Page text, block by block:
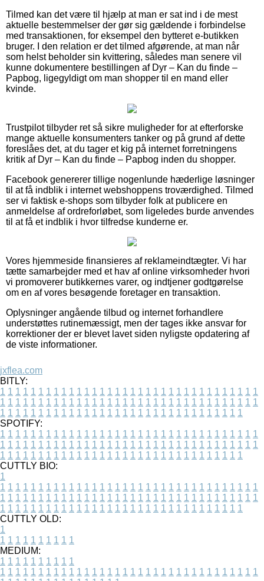
Tilmed kan det være til hjælp at man er sat ind i de mest
aktuelle bestemmelser der gør sig gældende i forbindelse
med transaktionen, for eksempel den bytteret e-butikken
bruger. I den relation er det tilmed afgørende, at man når
som helst beholder sin kvittering, således man senere vil
kunne dokumentere bestillingen af Dyr – Kan du finde –
Papbog, ligegyldigt om man shopper til en mand eller
kvinde.
Trustpilot tilbyder ret så sikre muligheder for at efterforske
mange aktuelle konsumenters tanker og på grund af dette
foreslåes det, at du tager et kig på internet forretningens
kritik af Dyr – Kan du finde – Papbog inden du shopper.
Facebook genererer tillige nogenlunde hæderlige løsninger
til at få indblik i internet webshoppens troværdighed. Tilmed
ser vi faktisk e-shops som tilbyder folk at publicere en
anmeldelse af ordreforløbet, som ligeledes burde anvendes
til at få et indblik i hvor tilfredse kunderne er.
Vores hjemmeside finansieres af reklameindtægter. Vi har
tætte samarbejder med et hav af online virksomheder hvori
vi promoverer butikkernes varer, og indtjener godtgørelse
om en af vores besøgende foretager en transaktion.
Oplysninger angående tilbud og internet forhandlere
understøttes rutinemæssigt, men der tages ikke ansvar for
korrektioner der er blevet lavet siden nyligste opdatering af
de viste informationer.
jxflea.com
BITLY:
1 1 1 1 1 1 1 1 1 1 1 1 1 1 1 1 1 1 1 1 1 1 1 1 1 1 1 1 1 1 1 1 1 1
1 1 1 1 1 1 1 1 1 1 1 1 1 1 1 1 1 1 1 1 1 1 1 1 1 1 1 1 1 1 1 1 1 1
1 1 1 1 1 1 1 1 1 1 1 1 1 1 1 1 1 1 1 1 1 1 1 1 1 1 1 1 1 1 1 1
SPOTIFY:
1 1 1 1 1 1 1 1 1 1 1 1 1 1 1 1 1 1 1 1 1 1 1 1 1 1 1 1 1 1 1 1 1 1
1 1 1 1 1 1 1 1 1 1 1 1 1 1 1 1 1 1 1 1 1 1 1 1 1 1 1 1 1 1 1 1 1 1
1 1 1 1 1 1 1 1 1 1 1 1 1 1 1 1 1 1 1 1 1 1 1 1 1 1 1 1 1 1 1 1
CUTTLY BIO:
1
1 1 1 1 1 1 1 1 1 1 1 1 1 1 1 1 1 1 1 1 1 1 1 1 1 1 1 1 1 1 1 1 1 1
1 1 1 1 1 1 1 1 1 1 1 1 1 1 1 1 1 1 1 1 1 1 1 1 1 1 1 1 1 1 1 1 1 1
1 1 1 1 1 1 1 1 1 1 1 1 1 1 1 1 1 1 1 1 1 1 1 1 1 1 1 1 1 1 1 1
CUTTLY OLD:
1
1 1 1 1 1 1 1 1 1 1
MEDIUM:
1 1 1 1 1 1 1 1 1 1
1 1 1 1 1 1 1 1 1 1 1 1 1 1 1 1 1 1 1 1 1 1 1 1 1 1 1 1 1 1 1 1 1 1